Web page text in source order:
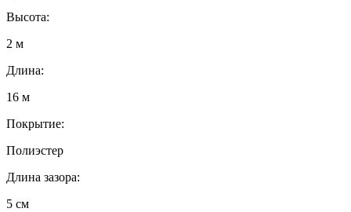
Высота:
2 м
Длина:
16 м
Покрытие:
Полиэстер
Длина зазора:
5 см